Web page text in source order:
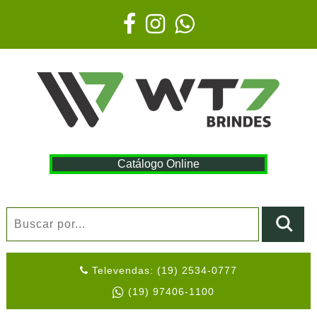
Catálogo Online
Televendas: (19) 2534-0777
(19) 97406-1100